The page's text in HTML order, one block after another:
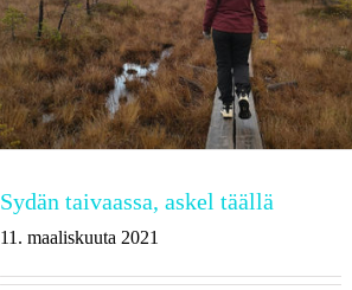
Sydän taivaassa, askel täällä
11. maaliskuuta 2021